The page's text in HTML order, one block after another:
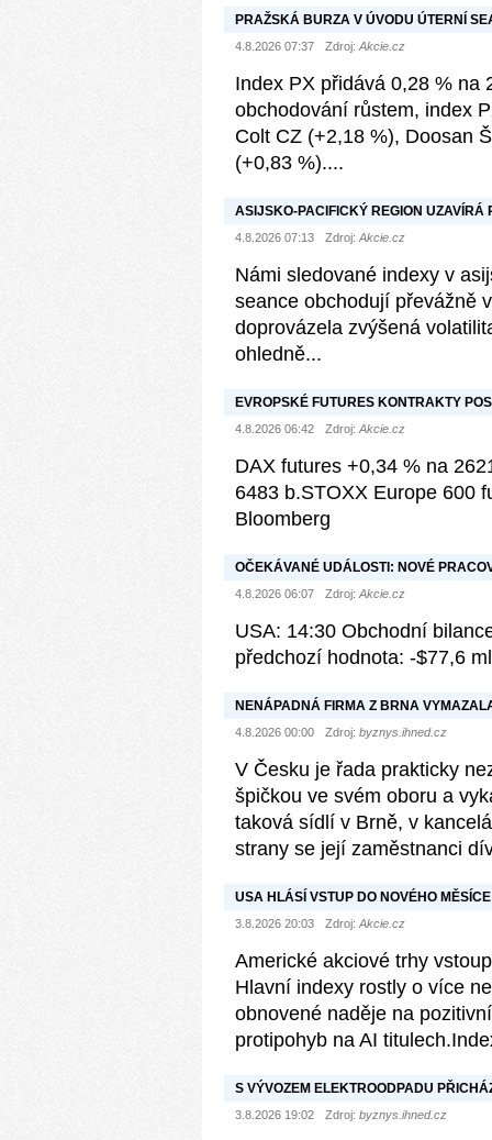
PRAŽSKÁ BURZA V ÚVODU ÚTERNÍ
4.8.2026 07:37 Zdroj: Akcie.cz
Index PX přidává 0,28 % na
obchodování růstem, index
Colt CZ (+2,18 %), Doosan
(+0,83 %)....
ASIJSKO-PACIFICKÝ REGION UZAVÍRÁ
4.8.2026 07:13 Zdroj: Akcie.cz
Námi sledované indexy v
seance obchodují převážně
doprovázela zvýšená
ohledně...
EVROPSKÉ FUTURES KONTRAKTY
4.8.2026 06:42 Zdroj: Akcie.cz
DAX futures +0,34 % na
6483 b.STOXX Europe 600
Bloomberg
OČEKÁVANÉ UDÁLOSTI: NOVÉ
4.8.2026 06:07 Zdroj: Akcie.cz
USA: 14:30 Obchodní
předchozí hodnota: -$77,6
NENÁPADNÁ FIRMA Z BRNA
MILIARD. VYVÍJÍ SOFTWARE, KTERÝ
4.8.2026 00:00 Zdroj: byznys.ihned.cz
V Česku je řada prakticky
špičkou ve svém oboru a
taková sídlí v Brně, v
strany se její zaměstnanci
USA HLÁSÍ VSTUP DO NOVÉHO
3.8.2026 20:03 Zdroj: Akcie.cz
Americké akciové trhy
Hlavní indexy rostly o více
obnovené naděje na
protipohyb na AI
S VÝVOZEM ELEKTROODPADU
CHCE VÍC VYUŽÍVAT EVROPA I USA
3.8.2026 19:02 Zdroj: byznys.ihned.cz